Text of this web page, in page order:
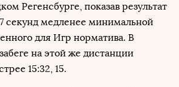
Регенсбурге, показав результат
секунд медленее минимальной
для Игр норматива. В
на этой же дистанции
15:32, 15.